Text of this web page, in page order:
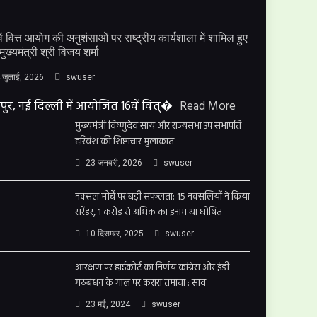
वित्त आयोग की अनुशंसाओं पर राष्ट्रीय कार्यशाला में शामिल हुए
श्री विजय शर्मा
जुलाई, 2026 swuser
नई दिल्ली में आयोजित 16वें वित्� Read More
मुख्यमंत्री विष्णुदेव साय और राज्यसभा उप सभापति
हरिवंश की शिष्टाचार मुलाकात
23 जनवरी, 2026 swuser
नक्सल मोर्चे पर बड़ी सफलता: 15 नक्सलियों ने किया
सरेंडर, 1 करोड़ से अधिक का इनाम था घोषित
10 दिसम्बर, 2025 swuser
आरक्षण पर हाईकोर्ट का निर्णय कांग्रेस और इंडी
गठबंधन के गाल पर करारा तमाचा : साव
23 मई, 2024 swuser